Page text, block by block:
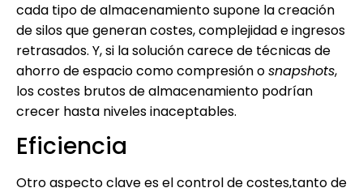
cada tipo de almacenamiento supone la creación
de silos que generan costes, complejidad e ingresos
retrasados. Y, si la solución carece de técnicas de
ahorro de espacio como compresión osnapshots,
los costes brutos de almacenamiento podrían
crecer hasta niveles inaceptables.
Eficiencia
Otro aspecto clave es el control de costes,tanto de